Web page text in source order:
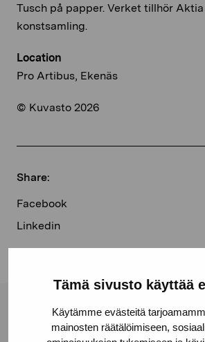
Tämä sivusto käyttää
Käytämme evästeitä
mainosten räätälöimiseen,
Tusch på papper. Verket tillhör
konstsamling.
Location
Pro Artibus, Ekenäs
© Kuvasto 2026
Share:
Facebook
Linkedin
Pro Artibus